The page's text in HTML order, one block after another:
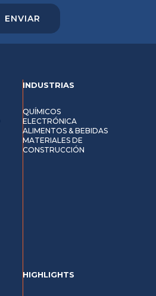
INDUSTRIAS
QUÍMICOS
ELECTRÓNICA
ALIMENTOS & BEBIDAS
MATERIALES DE
CONSTRUCCIÓN
HIGHLIGHTS